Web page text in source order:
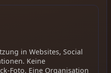
in Websites, Social
Keine
Foto. Eine Organisation